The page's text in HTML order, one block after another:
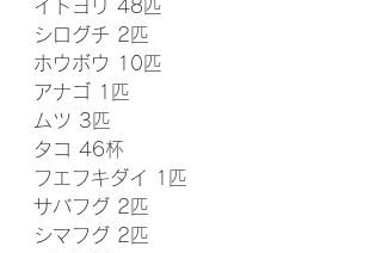
イトヨリ 48匹
シログチ 2匹
ホウボウ 10匹
アナゴ 1匹
ムツ 3匹
タコ 46杯
フエフキダイ 1匹
サバフグ 2匹
シマフグ 2匹